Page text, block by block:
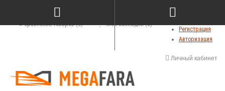
Регистрация
Авторизация
Личный кабинет
Мои закладки (0)
Сравнение товаров (0)